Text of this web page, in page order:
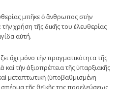
μπῆκε ὁ ἄνθρωπος στὴν
χρήση τῆς δικῆς του ἐλευθερίας
αὐτή.
ὄχι μόνο τὴν πραγματικότητα τῆς
τὴν ἀξιοπρέπεια τῆς ὑπαρξιακῆς
μεταπτωτικὴ (ὑποβαθμισμένη
σπέρμα τῆς θεϊκῆς της προελεύσεως